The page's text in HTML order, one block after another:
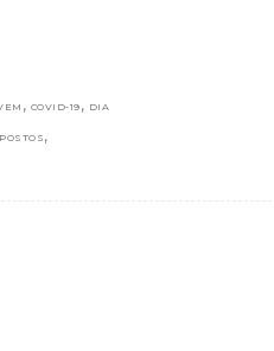
, COVID-19 , DIA
,